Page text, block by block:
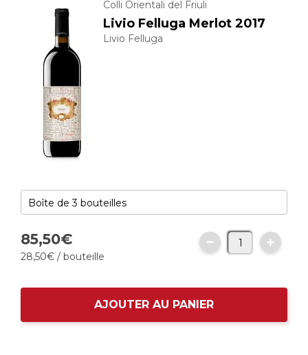
Colli Orientali del Friuli
Livio Felluga Merlot 2017
Livio Felluga
85,50€
28,50€ / bouteille
AJOUTER AU PANIER